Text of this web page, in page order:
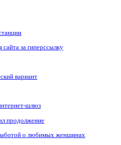
за гиперссылку
вариант
шлюз
продолжение
о любимых женщинах